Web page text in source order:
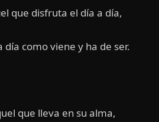
que disfruta el día a día,
día como viene y ha de ser.
que lleva en su alma,